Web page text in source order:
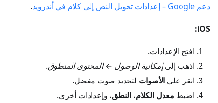
دعم Google – إعدادات تحويل النص إلى كلام في أندرويد
.
iOS:
افتح الإعدادات.
اذهب إلىإمكانية الوصول ← المحتوى المنطوق.
انقر على الأصوات لتحديد صوت مفضل.
اضبط معدل الكلام، النطق، وإعدادات أخرى.